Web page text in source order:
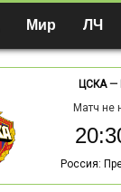
Мир ЛЧ
ЦСКА—
Матч не
Россия: